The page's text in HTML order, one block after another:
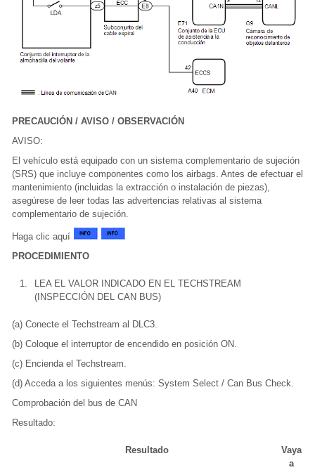
PRECAUCIÓN / AVISO / OBSERVACIÓN
AVISO:
El vehículo está equipado con un sistema complementario de sujeción
(SRS) que incluye componentes como los airbags. Antes de efectuar el
mantenimiento (incluidas la extracción o instalación de piezas),
asegúrese de leer todas las advertencias relativas al sistema
complementario de sujeción.
Haga clic aquí
PROCEDIMIENTO
1.
LEA EL VALOR INDICADO EN EL TECHSTREAM
(INSPECCIÓN DEL CAN BUS)
(a) Conecte el Techstream al DLC3.
(b) Coloque el interruptor de encendido en posición ON.
(c) Encienda el Techstream.
(d) Acceda a los siguientes menús: System Select / Can Bus Check.
Comprobación del bus de CAN
Resultado:
Resultado
Vaya
a